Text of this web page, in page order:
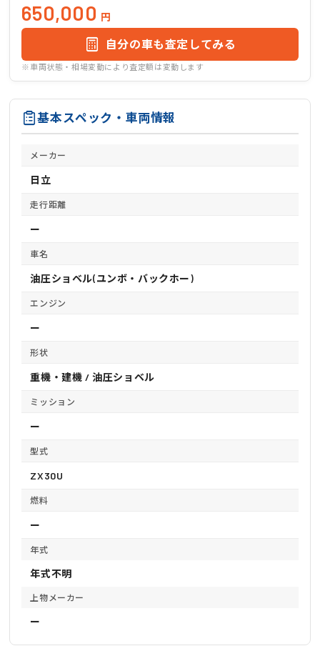
650,000 円
自分の車も査定してみる
※車両状態・相場変動により査定額は変動します
基本スペック・車両情報
メーカー
日立
走行距離
ー
車名
油圧ショベル(ユンボ・バックホー)
エンジン
ー
形状
重機・建機 / 油圧ショベル
ミッション
ー
型式
ZX30U
燃料
ー
年式
年式不明
上物メーカー
ー